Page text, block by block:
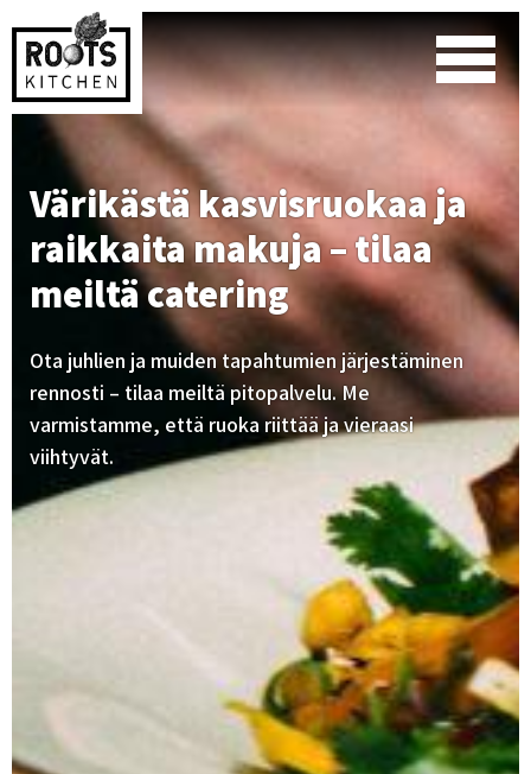
Värikästä kasvisruokaa ja
raikkaita makuja – tilaa
meiltä catering
Ota juhlien ja muiden tapahtumien järjestäminen
rennosti – tilaa meiltä pitopalvelu. Me
varmistamme, että ruoka riittää ja vieraasi
viihtyvät.